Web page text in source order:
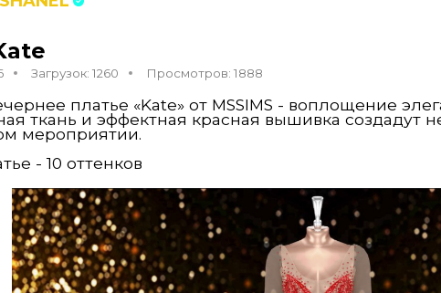
Загрузок: 1260 Просмотров: 1888
платье «Kate» от MSSIMS - воплощение
ткань и эффектная красная вышивка
мероприятии.
- 10 оттенков